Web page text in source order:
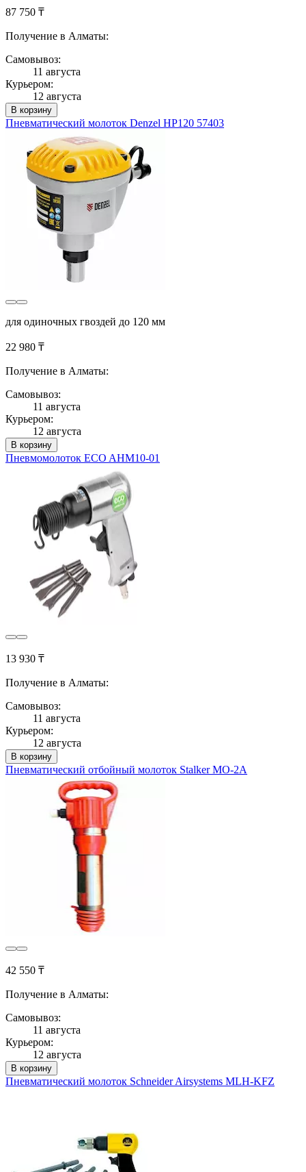
87 750 ₸
Получение в Алматы:
Самовывоз:
11 августа
Курьером:
12 августа
В корзину
Пневматический молоток Denzel HP120 57403
для одиночных гвоздей до 120 мм
22 980 ₸
Получение в Алматы:
Самовывоз:
11 августа
Курьером:
12 августа
В корзину
Пневмомолоток ECO AHM10-01
13 930 ₸
Получение в Алматы:
Самовывоз:
11 августа
Курьером:
12 августа
В корзину
Пневматический отбойный молоток Stalker МО-2А
42 550 ₸
Получение в Алматы:
Самовывоз:
11 августа
Курьером:
12 августа
В корзину
Пневматический молоток Schneider Airsystems MLH-KFZ